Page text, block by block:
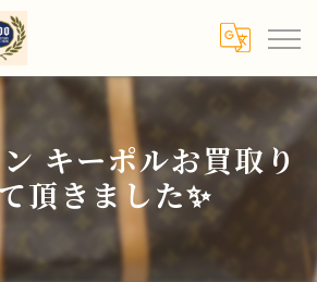
キーポルお買取り
頂きました✨